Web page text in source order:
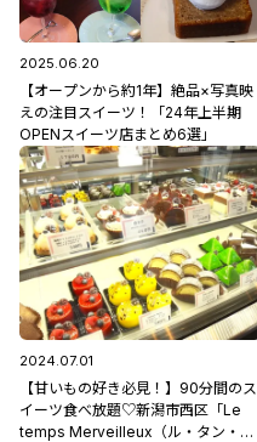
2025.06.20
【オープンから約1年】絶品×写真映
えの注目スイーツ！「24年上半期
OPENスイーツ店まとめ6選」
2024.07.01
【甘いもの好き必見！】90分間のス
イーツ食べ放題♡新潟市西区「Le
temps Merveilleux（ル・タン・メ